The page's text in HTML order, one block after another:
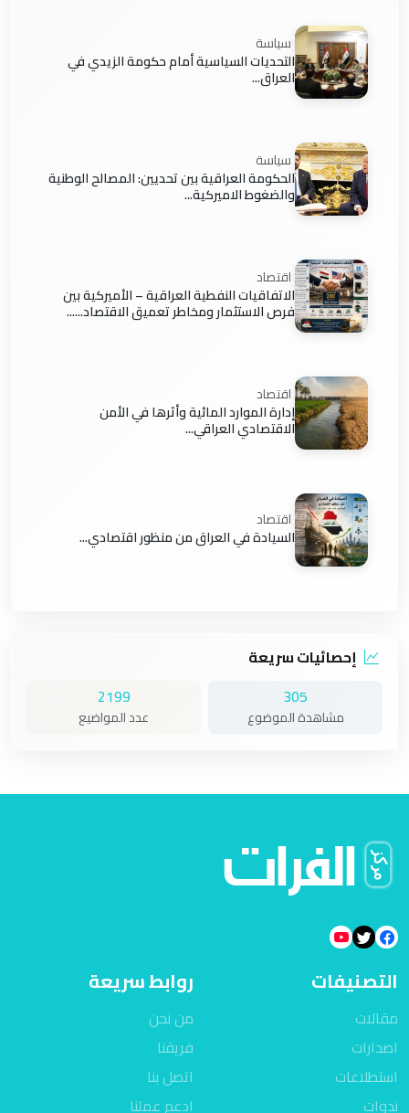
سياسة
التحديات السياسية أمام حكومة الزيدي في
العراق...
سياسة
الحكومة العراقية بين تحديين: المصالح الوطنية
والضغوط الاميركية...
اقتصاد
الاتفاقيات النفطية العراقية – الأميركية بين
فرص الاستثمار ومخاطر تعميق الاقتصاد......
اقتصاد
إدارة الموارد المائية وأثرها في الأمن
الاقتصادي العراقي...
اقتصاد
السيادة في العراق من منظور اقتصادي...
إحصائيات سريعة
305
مشاهدة الموضوع
2199
عدد المواضيع
التصنيفات
مقالات
اصدارات
استطلاعات
ندوات
روابط سريعة
من نحن
فريقنا
اتصل بنا
ادعم عملنا